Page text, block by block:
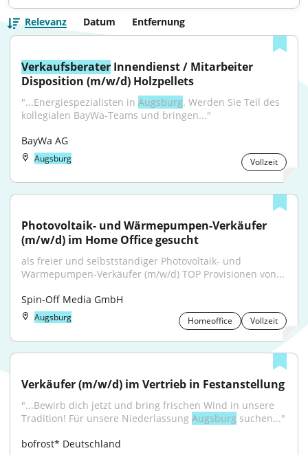
Relevanz Datum Entfernung
Verkaufsberater Innendienst / Mitarbeiter
Disposition (m/w/d) Holzpellets
"...Energiespezialisten in Augsburg. Werden Sie Teil des
kollegialen BayWa-Teams und bringen..."
BayWa AG
Augsburg Vollzeit
Photovoltaik- und Wärmepumpen-Verkäufer
(m/w/d) im Home Office gesucht
als freier und selbstständiger Photovoltaik- und
Wärmepumpen-Verkäufer (m/w/d) TOP Provisionen von...
Spin-Off Media GmbH
Augsburg Homeoffice Vollzeit
Verkäufer (m/w/d) im Vertrieb in Festanstellung
"...Bewirb dich jetzt und bring frischen Wind in unsere
Tradition! Für unsere Niederlassung Augsburg suchen..."
bofrost* Deutschland